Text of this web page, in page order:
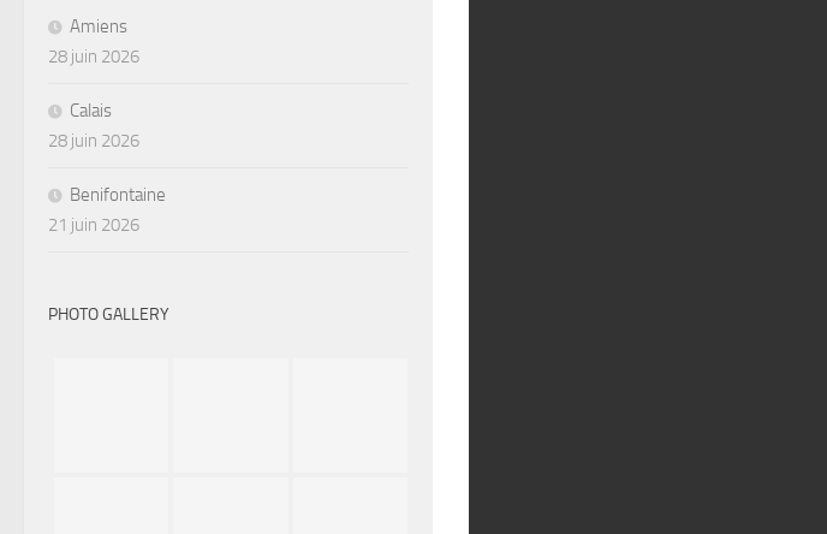
Amiens
28 juin 2026
Calais
28 juin 2026
Benifontaine
21 juin 2026
PHOTO GALLERY